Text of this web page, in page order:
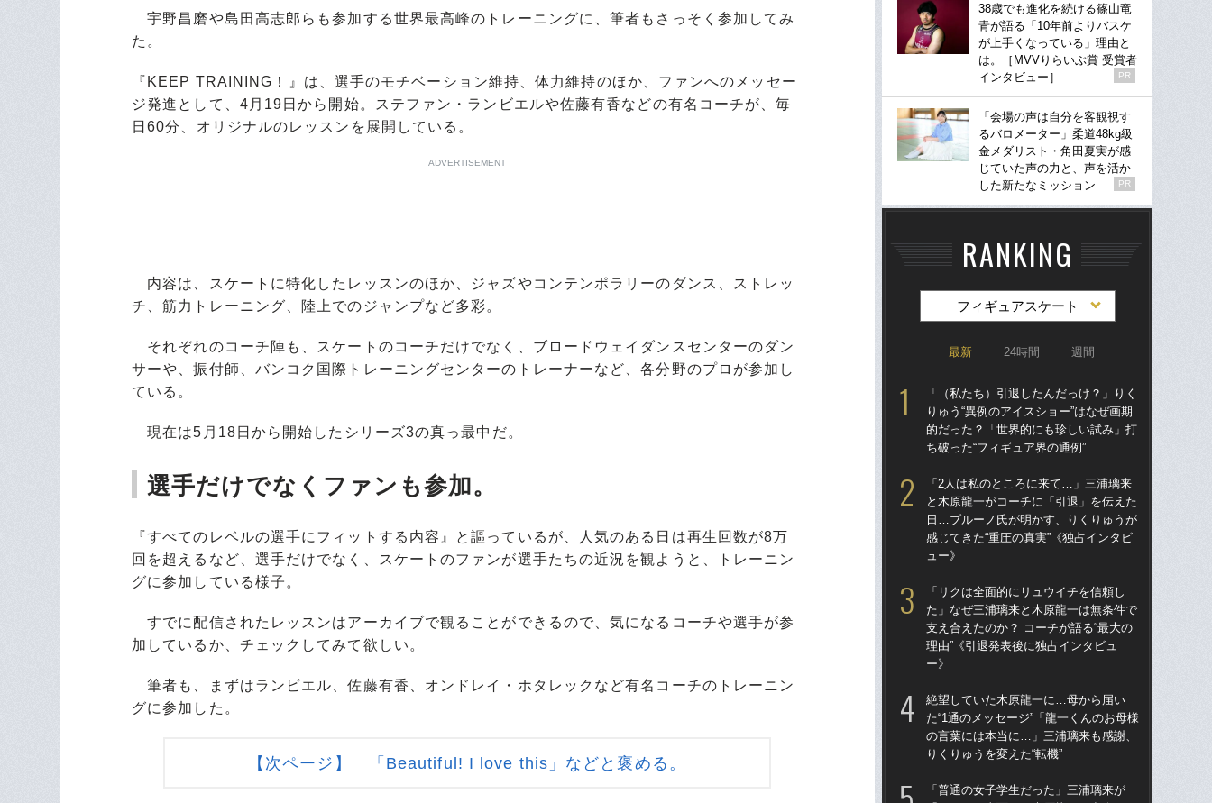
宇野昌磨や島田高志郎らも参加する世界最高峰のトレーニングに、筆者もさっそく参加してみ
た。
『KEEP TRAINING！』は、選手のモチベーション維持、体力維持のほか、ファンへのメッセー
ジ発進として、4月19日から開始。ステファン・ランビエルや佐藤有香などの有名コーチが、毎
日60分、オリジナルのレッスンを展開している。
ADVERTISEMENT
内容は、スケートに特化したレッスンのほか、ジャズやコンテンポラリーのダンス、ストレッ
チ、筋力トレーニング、陸上でのジャンプなど多彩。
それぞれのコーチ陣も、スケートのコーチだけでなく、ブロードウェイダンスセンターのダン
サーや、振付師、バンコク国際トレーニングセンターのトレーナーなど、各分野のプロが参加し
ている。
現在は5月18日から開始したシリーズ3の真っ最中だ。
選手だけでなくファンも参加。
『すべてのレベルの選手にフィットする内容』と謳っているが、人気のある日は再生回数が8万
回を超えるなど、選手だけでなく、スケートのファンが選手たちの近況を観ようと、トレーニン
グに参加している様子。
すでに配信されたレッスンはアーカイブで観ることができるので、気になるコーチや選手が参
加しているか、チェックしてみて欲しい。
筆者も、まずはランビエル、佐藤有香、オンドレイ・ホタレックなど有名コーチのトレーニン
グに参加した。
【次ページ】 「Beautiful! I love this」などと褒める。
38歳でも進化を続ける篠山竜
青が語る「10年前よりバスケ
が上手くなっている」理由と
は。［MVVりらいぶ賞 受賞者
インタビュー］
PR
「会場の声は自分を客観視す
るバロメーター」柔道48kg級
金メダリスト・角田夏実が感
じていた声の力と、声を活か
した新たなミッション
PR
RANKING
フィギュアスケート
最新 24時間 週間
「（私たち）引退したんだっけ？」りく
りゅう“異例のアイスショー”はなぜ画期
的だった？「世界的にも珍しい試み」打
ち破った“フィギュア界の通例”
「2人は私のところに来て…」三浦璃来
と木原龍一がコーチに「引退」を伝えた
日…ブルーノ氏が明かす、りくりゅうが
感じてきた“重圧の真実”《独占インタビ
ュー》
「リクは全面的にリュウイチを信頼し
た」なぜ三浦璃来と木原龍一は無条件で
支え合えたのか？ コーチが語る“最大の
理由”《引退発表後に独占インタビュ
ー》
絶望していた木原龍一に…母から届い
た“1通のメッセージ”「龍一くんのお母様
の言葉には本当に…」三浦璃来も感謝、
りくりゅうを変えた“転機”
「普通の女子学生だった」三浦璃来が